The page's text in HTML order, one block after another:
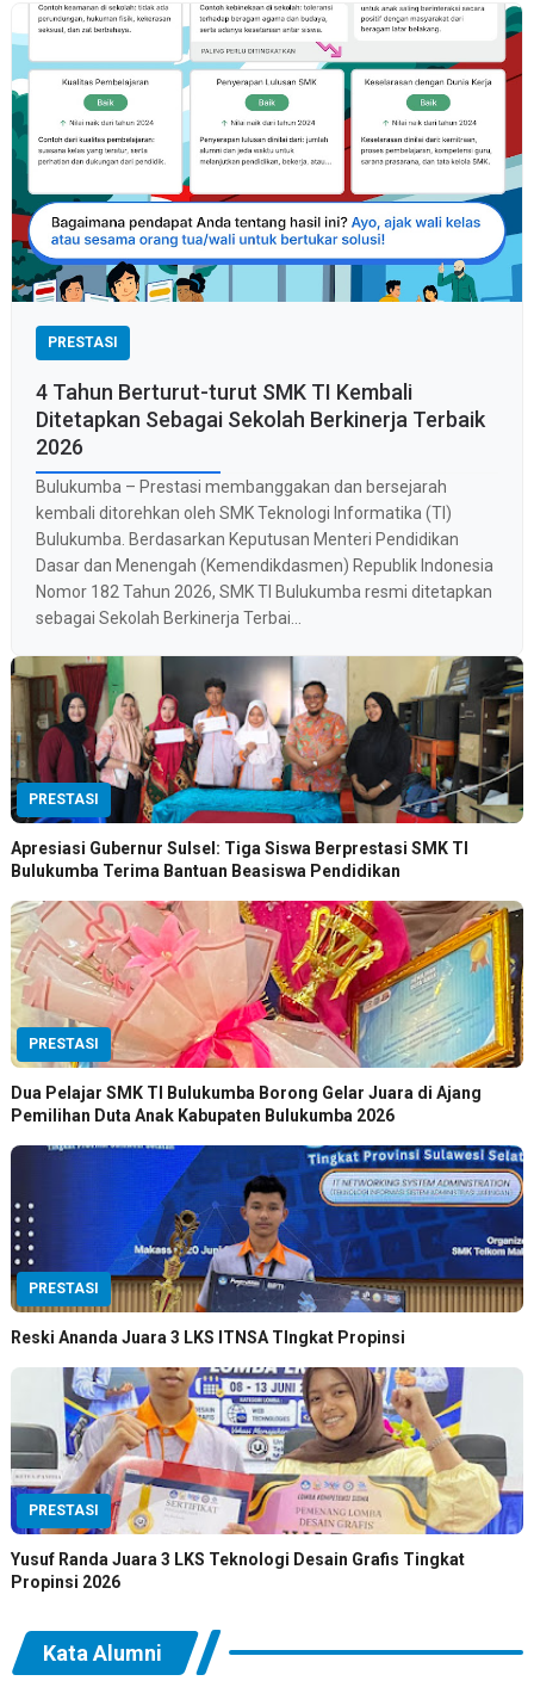
PRESTASI
4 Tahun Berturut-turut SMK TI Kembali
Ditetapkan Sebagai Sekolah Berkinerja Terbaik
2026
Bulukumba – Prestasi membanggakan dan bersejarah
kembali ditorehkan oleh SMK Teknologi Informatika (TI)
Bulukumba. Berdasarkan Keputusan Menteri Pendidikan
Dasar dan Menengah (Kemendikdasmen) Republik Indonesia
Nomor 182 Tahun 2026, SMK TI Bulukumba resmi ditetapkan
sebagai Sekolah Berkinerja Terbai...
PRESTASI
Apresiasi Gubernur Sulsel: Tiga Siswa Berprestasi SMK TI
Bulukumba Terima Bantuan Beasiswa Pendidikan
PRESTASI
Dua Pelajar SMK TI Bulukumba Borong Gelar Juara di Ajang
Pemilihan Duta Anak Kabupaten Bulukumba 2026
PRESTASI
Reski Ananda Juara 3 LKS ITNSA TIngkat Propinsi
PRESTASI
Yusuf Randa Juara 3 LKS Teknologi Desain Grafis Tingkat
Propinsi 2026
Kata Alumni